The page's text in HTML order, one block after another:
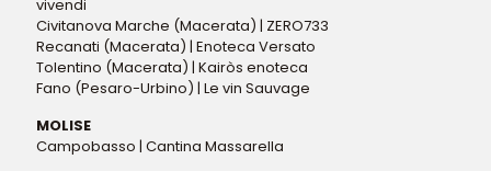
vivendi
Civitanova Marche (Macerata) | ZERO733
Recanati (Macerata) | Enoteca Versato
Tolentino (Macerata) | Kairòs enoteca
Fano (Pesaro-Urbino) | Le vin Sauvage
MOLISE
Campobasso | Cantina Massarella